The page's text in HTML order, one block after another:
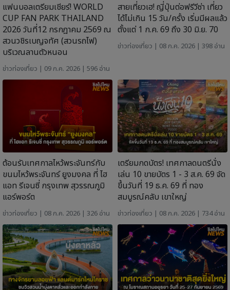
แฟนบอลเตรียมเชียร์! WORLD
CUP FAN PARK THAILAND
2026 วันที่12 กรกฎาคม 2569 ณ
สวนวชิรเบญจทัศ (สวนรถไฟ)
บริเวณลานตัวหนอน
ข่าวท่องเที่ยว | 09 ก.ค. 2026 | 596 อ่าน
สายเที่ยวเฮ! ญี่ปุ่นต่อฟรีวีซ่า เที่ยว
ได้ไม่เกิน 15 วัน/ครั้ง เริ่มมีผลแล้ว
ตั้งแต่ 1 ก.ค. 69 ถึง 30 มิ.ย. 70
ข่าวท่องเที่ยว | 08 ก.ค. 2026 | 398 อ่าน
ต้อนรับเทศกาลไหว้พระจันทร์กับ
ขนมไหว้พระจันทร์ ยูงมงคล ที่ ไฮ
แอท รีเจนซี่ กรุงเทพ สุวรรณภูมิ
แอร์พอร์ต
ข่าวท่องเที่ยว | 08 ก.ค. 2026 | 326 อ่าน
เตรียมกดบัตร! เทศกาลดนตรีนั่ง
เล่น 10 ขายบัตร 1 - 3 ส.ค. 69 จัด
ขึ้นวันที่ 19 ธ.ค. 69 ที่ ทอง
สมบูรณ์คลับ เขาใหญ่
ข่าวท่องเที่ยว | 08 ก.ค. 2026 | 734 อ่าน